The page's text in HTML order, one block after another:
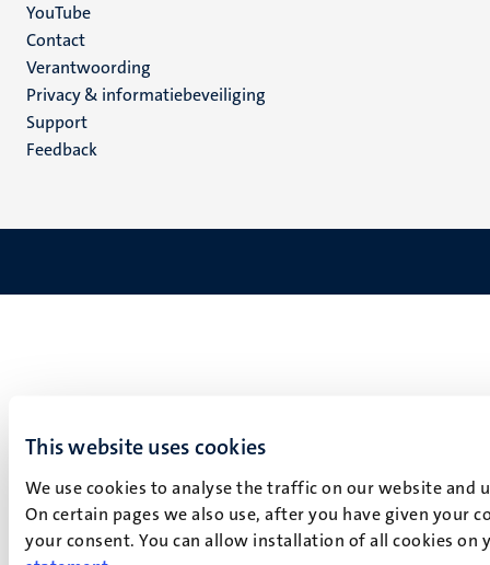
This website uses cookies
We use cookies to analyse the traffic on our website
On certain pages we also use, after you have given your
your consent. You can allow installation of all cookies
YouTube
Menu
footer
(NL)
Contact
Verantwoording
Privacy & informatiebeveiliging
Support
Feedback